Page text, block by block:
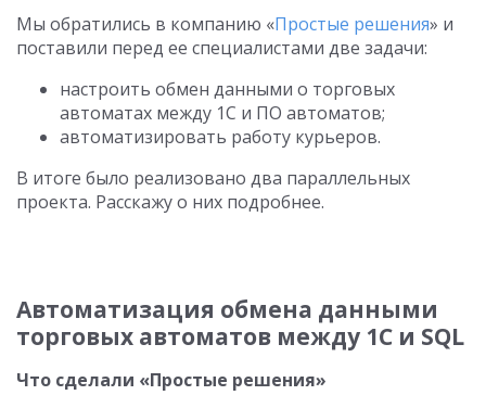
Мы обратились в компанию «Простые решения» и
поставили перед ее специалистами две задачи:
настроить обмен данными о торговых
автоматах между 1С и ПО автоматов;
автоматизировать работу курьеров.
В итоге было реализовано два параллельных
проекта. Расскажу о них подробнее.
Автоматизация обмена данными
торговых автоматов между 1С и SQL
Что сделали «Простые решения»